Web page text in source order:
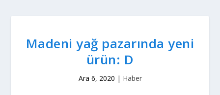
Madeni yağ pazarında yeni
ürün: D
Ara 6, 2020 | Haber